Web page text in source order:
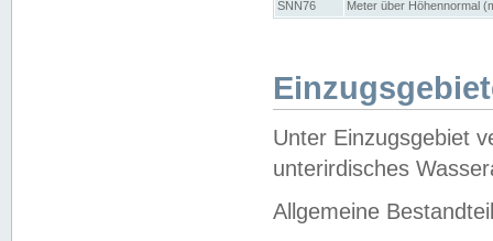
SNN76
Meter über Höhennormal
Unter Einzugsgebiet
unterirdisches
Allgemeine